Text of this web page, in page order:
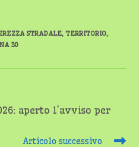
STRADALE, TERRITORIO,
30
aperto l’avviso per
Articolo successivo